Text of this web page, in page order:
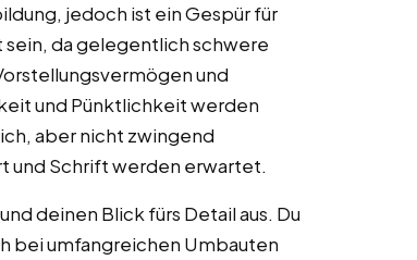
jedoch ist ein Gespür für
da gelegentlich schwere
und
und Pünktlichkeit werden
aber nicht zwingend
und Schrift werden erwartet.
deinen Blick fürs Detail aus. Du
bei umfangreichen Umbauten